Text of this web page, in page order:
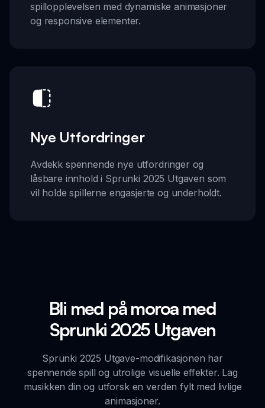
spillopplevelsen med dynamiske animasjoner
og responsive elementer.
Nye Utfordringer
Avdekk spennende nye utfordringer og
låsbare innhold i Sprunki 2025 Utgaven som
vil holde spillerne engasjerte og underholdt.
Bli med på moroa med
Sprunki 2025 Utgaven
Sprunki 2025 Utgave-modifikasjonen har
spennende spill og utrolige visuelle effekter. Lag
musikken din og utforsk en verden fylt med livlige
animasjoner.